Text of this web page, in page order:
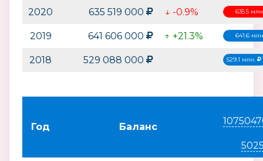
2020 635 519 000 ↓ -0.9% 635.5
2019 641 606 000 ↑ +21.3% 641.6
2018 529 088 000 529.1 млн.
Год Баланс